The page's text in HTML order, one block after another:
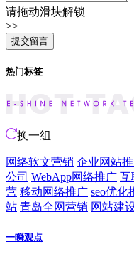
请拖动滑块解锁
>>
热门标签
换一组
网络软文营销 企业网站
公司 WebApp网络推广 互
营 移动网络推广 seo优化
站 青岛全网营销 网站建
一瞬观点